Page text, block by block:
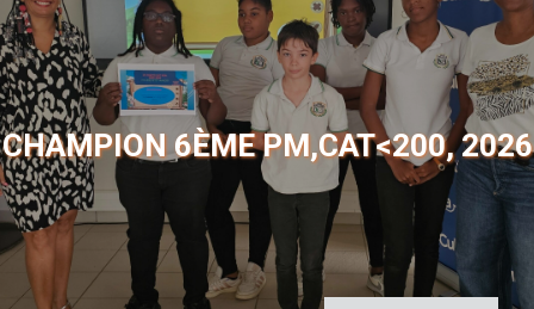
CHAMPION 6ÈME PM,CAT<200, 2026